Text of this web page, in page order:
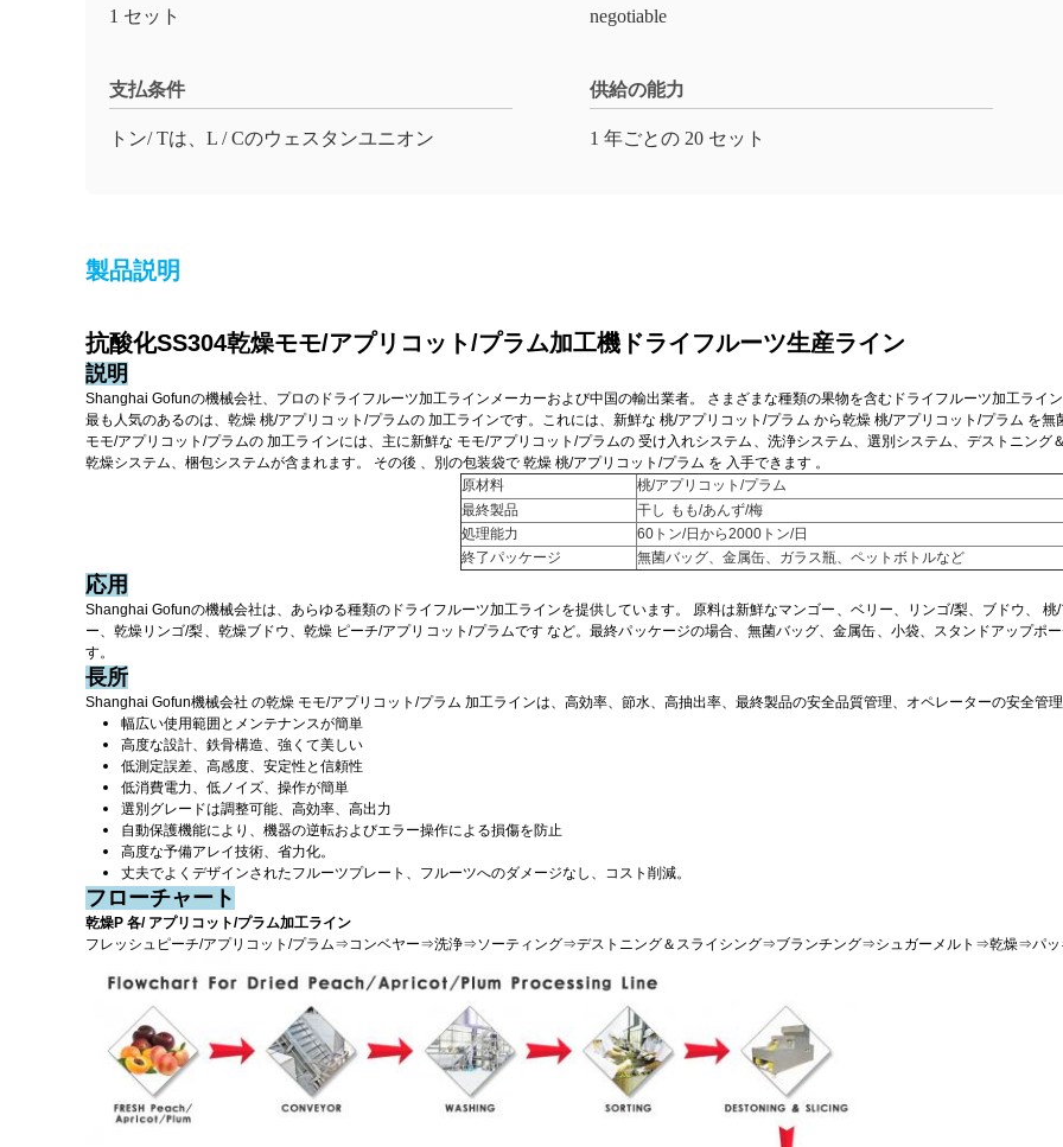
1 セット negotiable
支払条件
トン/ Tは、L / Cのウェスタンユニオン
供給の能力
1 年ごとの 20 セット
製品説明
抗酸化SS304乾燥モモ/アプリコット/プラム加工機ドライフルーツ生産ライン
説明
Shanghai Gofunの機械会社、プロのドライフルーツ加工ラインメーカーおよび中国の輸出業者。
さまざまな種類の果物を含むドライフルーツ加工ライ
最も人気のあるのは、乾燥 桃/アプリコット/プラムの 加工ラインです。これには、新鮮な 桃/アプリコット/プラム から乾燥 桃/アプリコット/プラム を無
モモ/アプリコット/プラムの 加工ラインには、主に新鮮な モモ/アプリコット/プラムの 受け入れシステム、洗浄システム、選別システム、デストニン
乾燥システム、梱包システムが含まれます。
その後 、別の包装袋で 乾燥 桃/アプリコット/プラム を 入手できます 。
原材料
桃/アプリコット/プラム
最終製品
干し もも/あんず/梅
処理能力
60トン/日から2000トン/日
終了パッケージ
無菌バッグ、金属缶、ガラス瓶、ペットボトルなど
応用
Shanghai Gofunの機械会社は、あらゆる種類のドライフルーツ加工ラインを提供しています。 原料は新鮮なマンゴー、ベリー、リンゴ/梨、ブドウ、
桃
ー、乾燥リンゴ/梨、乾燥ブドウ、乾燥 ピーチ/アプリコット/プラムです など。最終パッケージの場合、無菌バッグ、金属缶、小袋、スタンドアップポ
す。
長所
Shanghai Gofun機械会社 の乾燥 モモ/アプリコット/プラム 加工ラインは、高効率、節水、高抽出率、最終製品の安全品質管理、オペレーターの安全管
幅広い使用範囲とメンテナンスが簡単
高度な設計、鉄骨構造、強くて美しい
低測定誤差、高感度、安定性と信頼性
低消費電力、低ノイズ、操作が簡単
選別グレードは調整可能、高効率、高出力
自動保護機能により、機器の逆転およびエラー操作による損傷を防止
高度な予備アレイ技術、省力化。
丈夫でよくデザインされたフルーツプレート、フルーツへのダメージなし、コスト削減。
フローチャート
乾燥P 各/ アプリコット/プラム加工ライン
フレッシュピーチ/アプリコット/プラム⇒コンベヤー⇒洗浄⇒ソーティング⇒デストニング＆スライシング⇒ブランチング⇒シュガーメルト⇒乾燥⇒パッ